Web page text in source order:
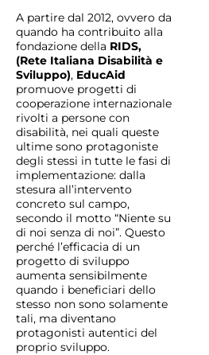
A partire dal 2012, ovvero da
quando ha contribuito alla
fondazione della RIDS,
(Rete Italiana Disabilità e
Sviluppo), EducAid
promuove progetti di
cooperazione internazionale
rivolti a persone con
disabilità, nei quali queste
ultime sono protagoniste
degli stessi in tutte le fasi di
implementazione: dalla
stesura all’intervento
concreto sul campo,
secondo il motto “Niente su
di noi senza di noi”. Questo
perché l’efficacia di un
progetto di sviluppo
aumenta sensibilmente
quando i beneficiari dello
stesso non sono solamente
tali, ma diventano
protagonisti autentici del
proprio sviluppo.